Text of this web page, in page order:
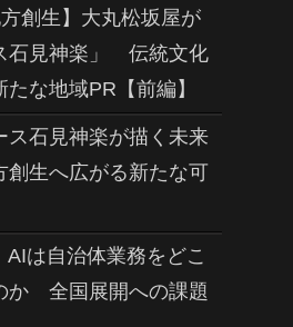
創生】大丸松坂屋が
石見神楽」 伝統文化
な地域PR【前編】
ス石見神楽が描く未来
創生へ広がる新たな可
AIは自治体業務をどこ
か 全国展開への課題